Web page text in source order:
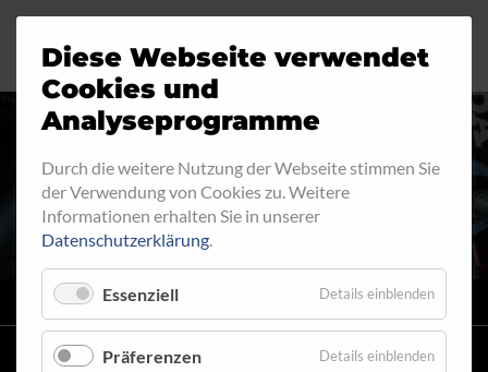
RINGFITTING 004
VARIO
STAHLFLEX -LEITUNGSKITS FÜR MOTORRÄDER
Diese Webseite verwendet
Cookies und
Analyseprogramme
Durch die weitere Nutzung der Webseite stimmen Sie
der Verwendung von Cookies zu. Weitere
Informationen erhalten Sie in unserer
Datenschutzerklärung.
Essenziell Details einblenden
Präferenzen Details einblenden
Motorrad
Industrie
Automobil
Fahrrad
Ringfitting
Aussengewinde
Innengewinde
Hohlschrauben
Verteiler
Katalog
Jobs